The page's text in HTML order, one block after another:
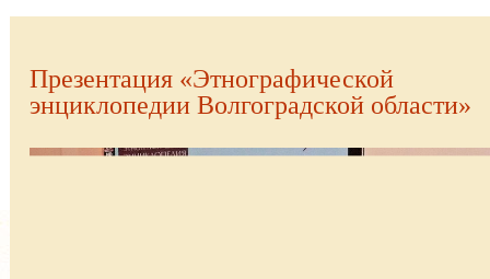
Презентация «Этнографической
энциклопедии Волгоградской области»